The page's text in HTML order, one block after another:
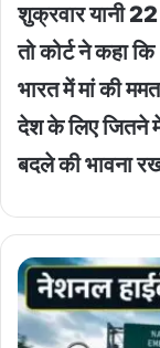
शुक्रवार यानी
तो कोर्ट ने कहा कि
भारत में मां की
देश के लिए जितने
बदले की भावना
नेशनल
हाईवे
पर
AI